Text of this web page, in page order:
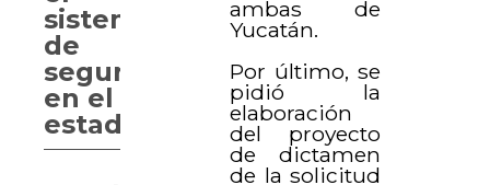
ambas de
Yucatán.
Por último, se
pidió la
elaboración
del proyecto
de dictamen
de la solicitud
sistema
de
seguridad
en el
estado